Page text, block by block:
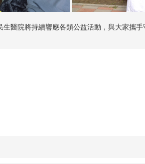
醫院將持續響應各類公益活動，與大家攜手